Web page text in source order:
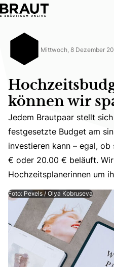
Hochzeitsbudget: Wo
Mittwoch, 8 Dezember
können wir
Jedem Brautpaar stellt
Jedem Brautpaar stellt
festgesetzte Budget am
investieren kann – egal,
€ oder 20.00 € beläuft.
Hochzeitsplanerinnen um
Foto: Pexels / Olya Kobruseva